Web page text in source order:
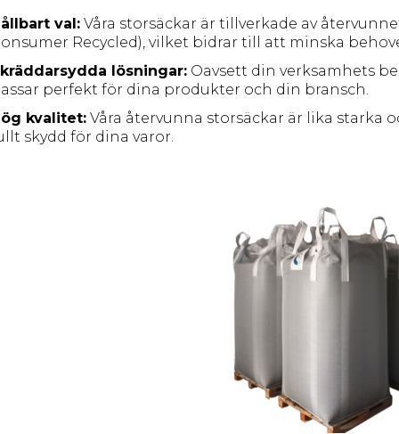
val:Våra storsäckar är tillverkade av
Recycled), vilket bidrar till att minska
lösningar:Oavsett din verksamhets
perfekt för dina produkter och din bransch.
kvalitet:Våra återvunna storsäckar är lika starka
skydd för dina varor.